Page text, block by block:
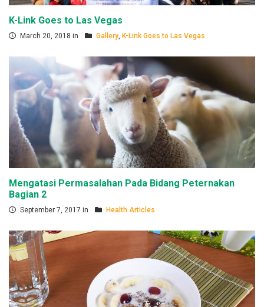
K-Link Goes to Las Vegas
March 20, 2018 in Gallery, K-Link Goes to Las Vegas
Mengatasi Permasalahan Pada Bidang Peternakan
Bagian 2
September 7, 2017 in Health Articles